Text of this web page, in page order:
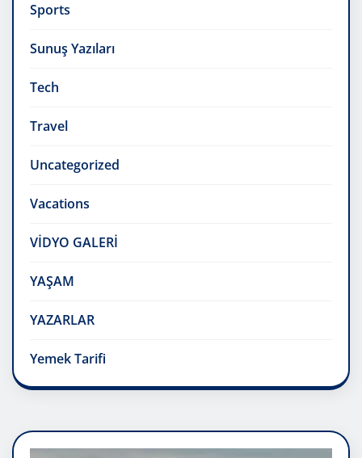
Sports
Sunuş Yazıları
Tech
Travel
Uncategorized
Vacations
VİDYO GALERİ
YAŞAM
YAZARLAR
Yemek Tarifi